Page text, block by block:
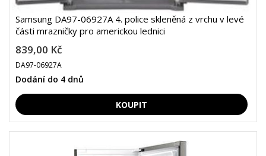
Samsung DA97-06927A 4. police skleněná z vrchu v levé
části mrazničky pro americkou lednici
839,00 Kč
DA97-06927A
Dodání do 4 dnů